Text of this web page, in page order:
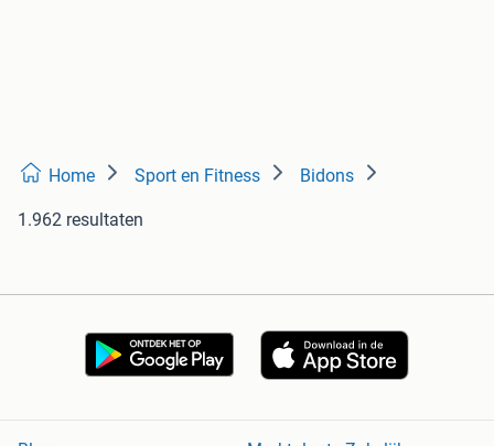
Home Sport en Fitness Bidons
1.962 resultaten